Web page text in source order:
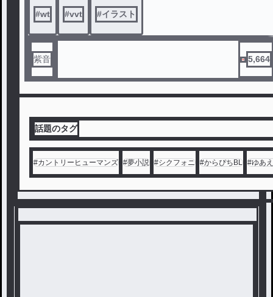
多いと思います。
#wt #vvt #イラスト
紫音 5,664
話題のタグ
#カントリーヒューマンズ #夢小説 #シクフォニ #からぴちBL #ゆあ